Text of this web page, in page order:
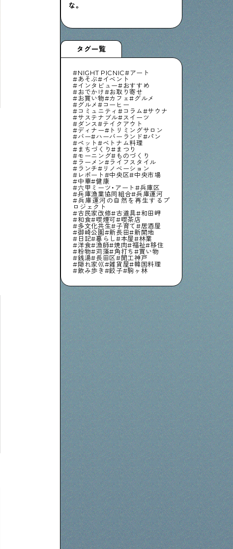
な。
タグ一覧
NIGHT PICNIC
アート
あそぶ
イベント
インタビュー
おすすめ
おでかけ
お取り寄せ
お買い物
カフェ
グルメ
グルメ
コーヒー
コミュニティ
コラム
サウナ
サステナブル
スイーツ
ダンス
テイクアウト
ディナー
トリミングサロン
バー
ハーバーランド
パン
ペット
ベトナム料理
まちづくり
まつり
モーニング
ものづくり
ラーメン
ライフスタイル
ランチ
リノベーション
レポート
中央区
中央市場
中華
健康
六甲ミーツ・アート
兵庫区
兵庫漁業協同組合
兵庫運河
兵庫運河の自然を再生するプ
ロジェクト
古民家改修
古道具
和田岬
和食
喫煙可
喫茶店
多文化共生
子育て
居酒屋
御崎公園
新長田
新開地
日記
暮らし 本屋
林業
洋食
漁師 焼肉 福祉
移住
粉物
苅藻 角打ち
買い物
銭湯
長田区
開工神戸
隠れ家巛
雑貨屋
韓国料理
飲み歩き
餃子 駒ヶ林